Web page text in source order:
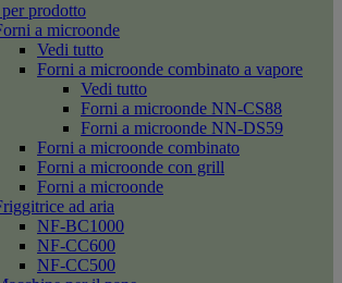
prodotto
a microonde
Vedi tutto
Forni a microonde combinato a vapore
Vedi tutto
Forni a microonde NN-CS88
Forni a microonde NN-DS59
Forni a microonde combinato
Forni a microonde con grill
Forni a microonde
ad aria
NF-BC1000
NF-CC600
NF-CC500